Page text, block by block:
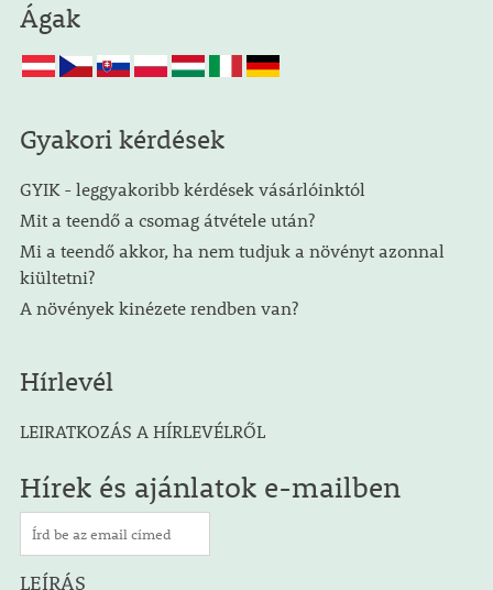
Ágak
Gyakori kérdések
GYIK - leggyakoribb kérdések vásárlóinktól
Mit a teendő a csomag átvétele után?
Mi a teendő akkor, ha nem tudjuk a növényt azonnal
kiültetni?
A növények kinézete rendben van?
Hírlevél
LEIRATKOZÁS A HÍRLEVÉLRŐL
Hírek és ajánlatok e-mailben
LEÍRÁS